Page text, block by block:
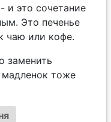
и это сочетание
Это печенье
чаю или кофе.
заменить
мадленок тоже